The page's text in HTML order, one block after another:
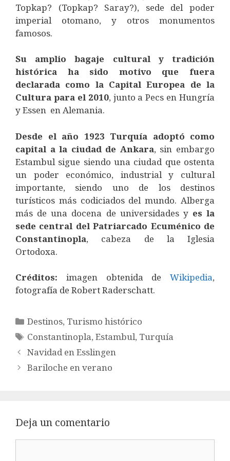
Topkap? (Topkap? Saray?), sede del poder
imperial otomano, y otros monumentos
famosos.
Su amplio bagaje cultural y tradición
histórica ha sido motivo que fuera
declarada como la Capital Europea de la
Cultura para el 2010, junto a Pecs en Hungría
y Essen en Alemania.
Desde el año 1923 Turquía adoptó como
capital a la ciudad de Ankara, sin embargo
Estambul sigue siendo una ciudad que ostenta
un poder económico, industrial y cultural
importante, siendo uno de los destinos
turísticos más codiciados del mundo. Alberga
más de una docena de universidades yes la
sede central del Patriarcado Ecuménico de
Constantinopla, cabeza de la Iglesia
Ortodoxa.
Créditos: imagen obtenida de Wikipedia,
fotografía de Robert Raderschatt.
Categorías
Destinos, Turismo histórico
Etiquetas
Constantinopla,Estambul, Turquía
Navidad en Esslingen
Bariloche en verano
Deja un comentario